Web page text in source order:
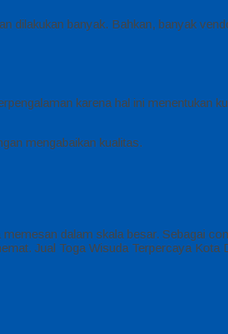
dilakukan banyak. Bahkan, banyak
karena hal ini menentukan
mengabaikan kualitas.
dalam skala besar. Sebagai
Jual Toga Wisuda Terpercaya Kota